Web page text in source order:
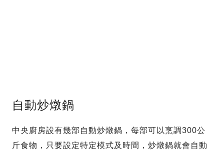
自動炒燉鍋
中央廚房設有幾部自動炒燉鍋，每部可以烹調300公
斤食物，只要設定特定模式及時間，炒燉鍋就會自動